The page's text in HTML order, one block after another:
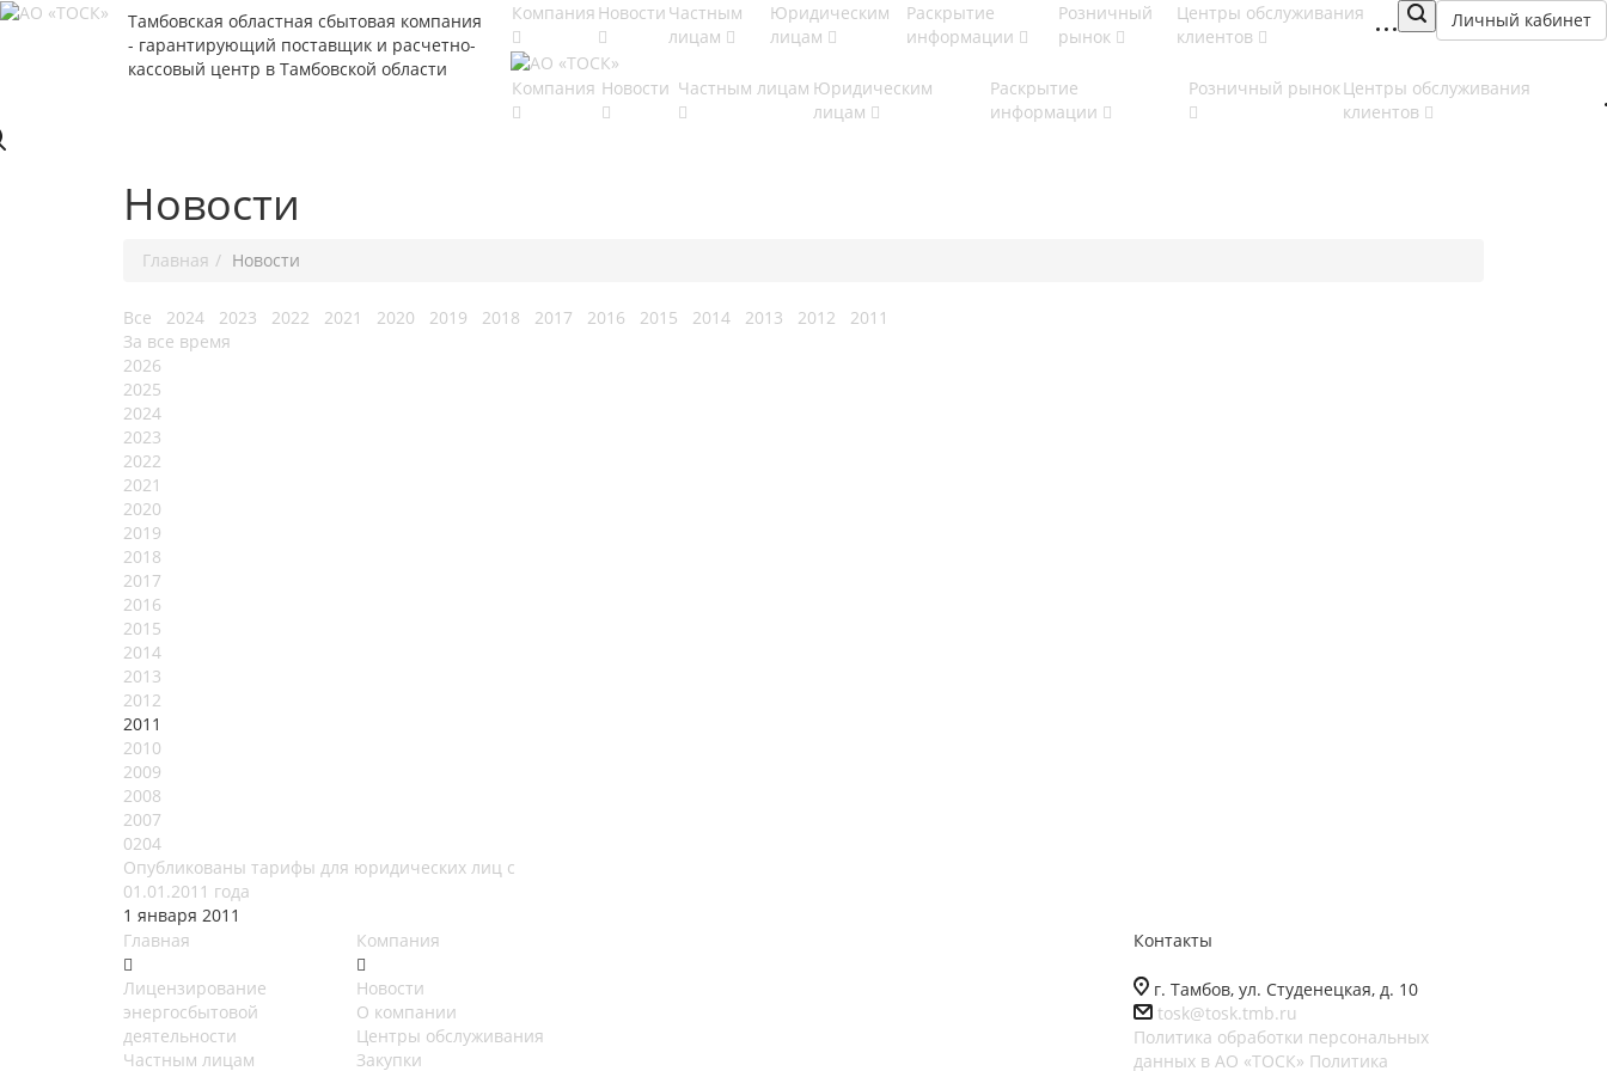
Тамбовская областная сбытовая компания
- гарантирующий поставщик и расчетно-
кассовый центр в Тамбовской области
Личный кабинет
Компания Новости Частным
лицам
Юридическим
лицам
Раскрытие
информации
Розничный
рынок
Центры обслуживания
клиентов
Компания Новости Частным лицам Юридическим
лицам
Раскрытие
информации
Розничный рынокЦентры обслуживания
клиентов
Новости
Главная Новости
Все 2024 2023 2022 2021 2020 2019 2018 2017 2016 2015 2014 2013 2012
2011
За все время
2026
2025
2024
2023
2022
2021
2020
2019
2018
2017
2016
2015
2014
2013
2012
2011
2010
2009
2008
2007
0204
Опубликованы тарифы для юридических лиц с
01.01.2011 года
1 января 2011
Главная
Лицензирование
энергосбытовой
деятельности
Частным лицам
Компания
Новости
О компании
Центры обслуживания
Закупки
Контакты
г. Тамбов, ул. Студенецкая, д. 10
tosk@tosk.tmb.ru
Политика обработки персональных
данных в АО «ТОСК» Политика